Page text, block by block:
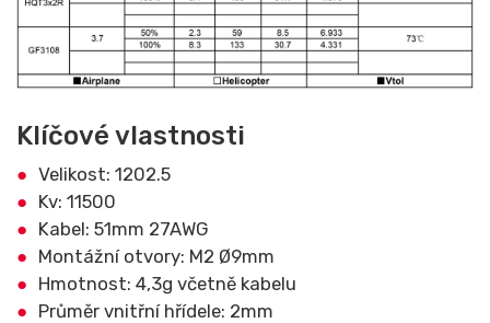
Klíčové vlastnosti
Velikost: 1202.5
Kv: 11500
Kabel: 51mm 27AWG
Montážní otvory: M2 Ø9mm
Hmotnost: 4,3g včetně kabelu
Průměr vnitřní hřídele: 2mm